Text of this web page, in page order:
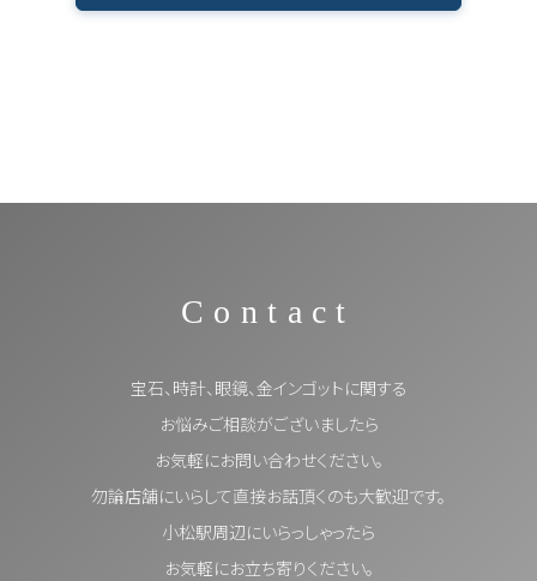
Contact
宝石、時計、眼鏡、金インゴットに関する
お悩みご相談がございましたら
お気軽にお問い合わせください。
勿論店舗にいらして直接お話頂くのも大歓迎です。
小松駅周辺にいらっしゃったら
お気軽にお立ち寄りください。